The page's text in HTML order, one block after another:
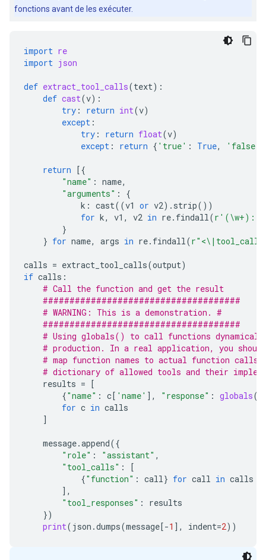
fonctions avant de les exécuter.
import re
import json
def extract_tool_calls(text):
def cast(v):
try : return int(v)
except :
try : return float(v)
except : return { 'true' : True, 'false'
return [{
"name" : name,
"arguments" :
{
k : cast((v1 or v2) . strip())
for k, v1 , v2 in re. findall(r
}
} for name, args in re. findall(r
calls = extract_tool_calls(output)
if calls :
# Call the function and get the result
#####################################
# WARNING: This is a demonstration. #
#####################################
# Using globals() to call functions
# production. In a real application, you should
# map function names to actual function calls,
# dictionary of allowed tools and their
results = [
{"name" : c[ 'name' ], "response" : globals
for c in calls
]
message.append({
"role" : "assistant" ,
"tool_calls" :
[
{"function" : call} for call in calls
],
"tool_responses" :
results
})
print( json .dumps(message[-1 ], indent=2))